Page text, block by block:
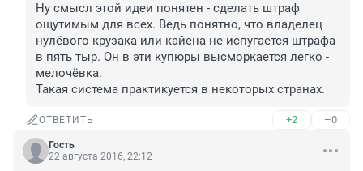
Ну смысл этой идеи понятен - сделать штраф
ощутимым для всех. Ведь понятно, что владелец
нулёвого крузака или кайена не испугается штрафа
в пять тыр. Он в эти купюры высморкается легко -
мелочёвка.
Такая система практикуется в некоторых странах.
ОТВЕТИТЬ +2 –0
Гость
22 августа 2016, 22:12